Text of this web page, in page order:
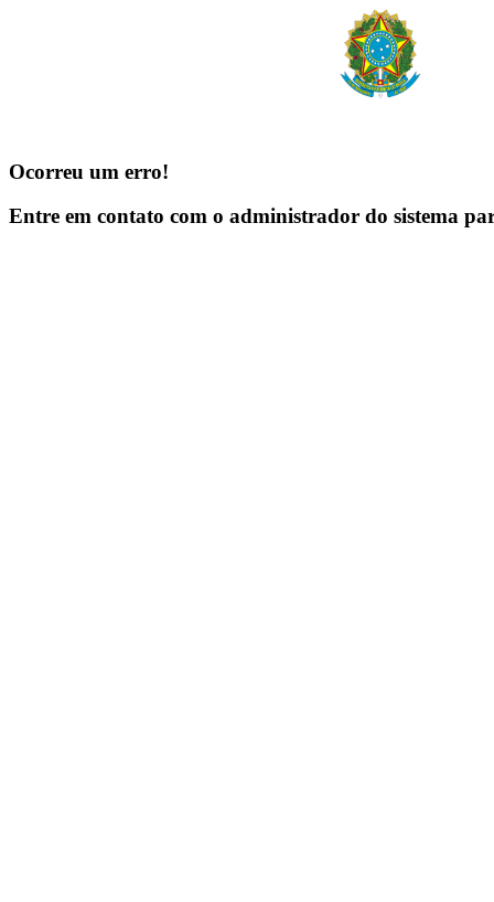
Ocorreu um erro!
Entre em contato com o administrador do sistema